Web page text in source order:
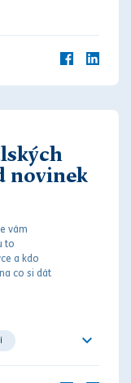
novinek
vám
to
a kdo
co si dát